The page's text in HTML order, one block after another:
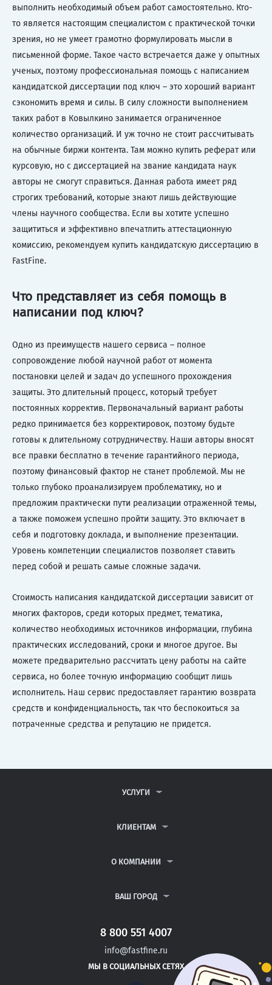
выполнить необходимый объем работ самостоятельно. Кто-
то является настоящим специалистом с практической точки
зрения, но не умеет грамотно формулировать мысли в
письменной форме. Такое часто встречается даже у опытных
ученых, поэтому профессиональная помощь с написанием
кандидатской диссертации под ключ – это хороший вариант
сэкономить время и силы. В силу сложности выполнением
таких работ в Ковылкино занимается ограниченное
количество организаций. И уж точно не стоит рассчитывать
на обычные биржи контента. Там можно купить реферат или
курсовую, но с диссертацией на звание кандидата наук
авторы не смогут справиться. Данная работа имеет ряд
строгих требований, которые знают лишь действующие
члены научного сообщества. Если вы хотите успешно
защититься и эффективно впечатлить аттестационную
комиссию, рекомендуем купить кандидатскую диссертацию в
FastFine.
Что представляет из себя помощь в
написании под ключ?
Одно из преимуществ нашего сервиса – полное
сопровождение любой научной работ от момента
постановки целей и задач до успешного прохождения
защиты. Это длительный процесс, который требует
постоянных корректив. Первоначальный вариант работы
редко принимается без корректировок, поэтому будьте
готовы к длительному сотрудничеству. Наши авторы вносят
все правки бесплатно в течение гарантийного периода,
поэтому финансовый фактор не станет проблемой. Мы не
только глубоко проанализируем проблематику, но и
предложим практически пути реализации отраженной темы,
а также поможем успешно пройти защиту. Это включает в
себя и подготовку доклада, и выполнение презентации.
Уровень компетенции специалистов позволяет ставить
перед собой и решать самые сложные задачи.
Стоимость написания кандидатской диссертации зависит от
многих факторов, среди которых предмет, тематика,
количество необходимых источников информации, глубина
практических исследований, сроки и многое другое. Вы
можете предварительно рассчитать цену работы на сайте
сервиса, но более точную информацию сообщит лишь
исполнитель. Наш сервис предоставляет гарантию возврата
средств и конфиденциальность, так что беспокоиться за
потраченные средства и репутацию не придется.
УСЛУГИ
ДИПЛОМНЫЕ РАБОТЫ
РЕФЕРАТЫ
КЛИЕНТАМ
ВОПРОСЫ И ОТВЕТЫ
ПОЛИТИКА КОНФИДЕНЦИАЛЬНОСТИ
О КОМПАНИИ
КОНТАКТЫ
ВАШ ГОРОД
САНКТ-ПЕТЕРБУРГ
ПАВЛОВСКИЙ ПОСАД
СЕРОВ
8 800 551 4007
info@fastfine.ru
МЫ В СОЦИАЛЬНЫХ СЕТЯХ